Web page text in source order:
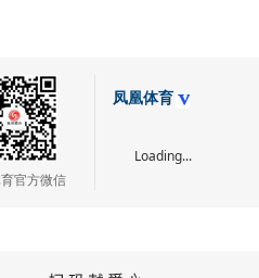
官方微信
凤凰体育
Loading...